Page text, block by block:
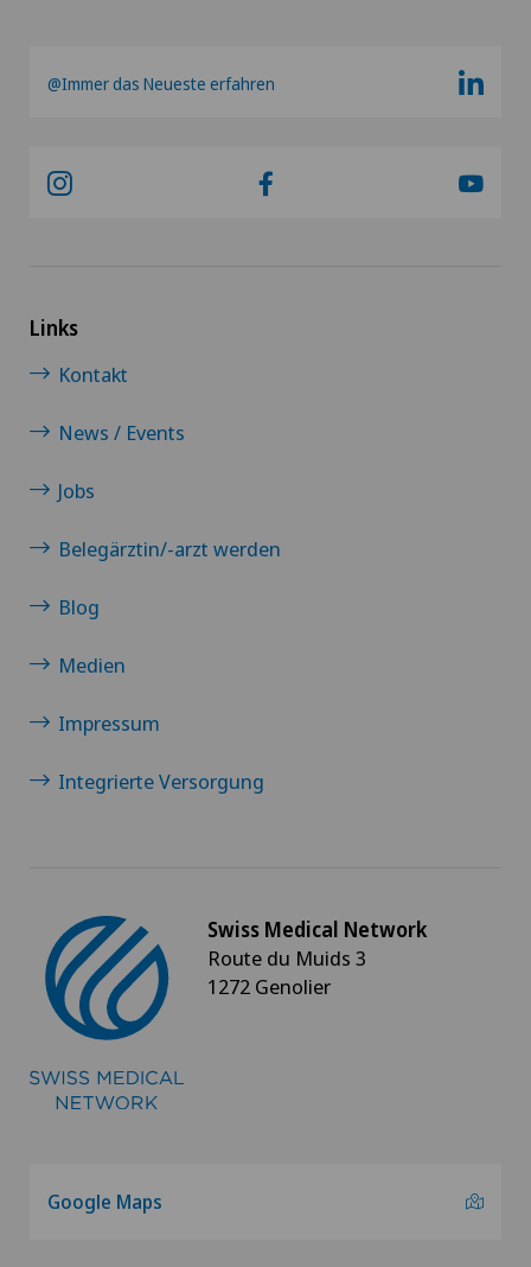
@Immer das Neueste erfahren
Links
Kontakt
News / Events
Jobs
Belegärztin/-arzt werden
Blog
Medien
Impressum
Integrierte Versorgung
Swiss Medical Network
Route du Muids 3
1272 Genolier
Google Maps